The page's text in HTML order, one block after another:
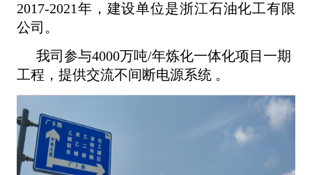
2017-2021年，建设单位是浙江石油化工有限
公司。
我司参与4000万吨/年炼化一体化项目一期
工程，提供交流不间断电源系统 。